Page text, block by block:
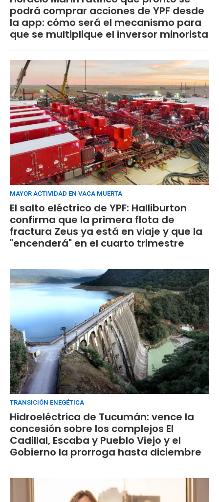
podrá comprar acciones de YPF desde
la app: cómo será el mecanismo para
que se multiplique el inversor minorista
MAYOR ACTIVIDAD EN VACA MUERTA
El salto eléctrico de YPF: Halliburton
confirma que la primera flota de
fractura Zeus ya está en viaje y que la
"encenderá" en el cuarto trimestre
TRANSICIÓN ENEGÉTICA
Hidroeléctrica de Tucumán: vence la
concesión sobre los complejos El
Cadillal, Escaba y Pueblo Viejo y el
Gobierno la prorroga hasta diciembre